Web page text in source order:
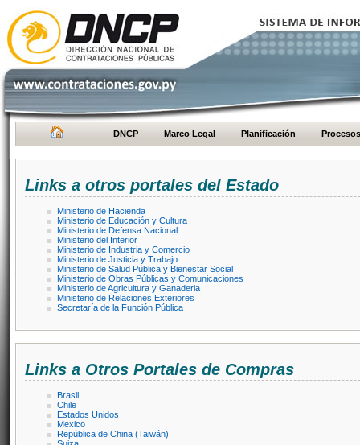
DNCP Marco Legal Planificación Procesos
Links a otros portales del Estado
Ministerio de Hacienda
Ministerio de Educación y Cultura
Ministerio de Defensa Nacional
Ministerio del Interior
Ministerio de Industria y Comercio
Ministerio de Justicia y Trabajo
Ministerio de Salud Pública y Bienestar Social
Ministerio de Obras Públicas y Comunicaciones
Ministerio de Agricultura y Ganaderia
Ministerio de Relaciones Exteriores
Secretaría de la Función Pública
Links a Otros Portales de Compras
Brasil
Chile
Estados Unidos
Mexico
República de China (Taiwán)